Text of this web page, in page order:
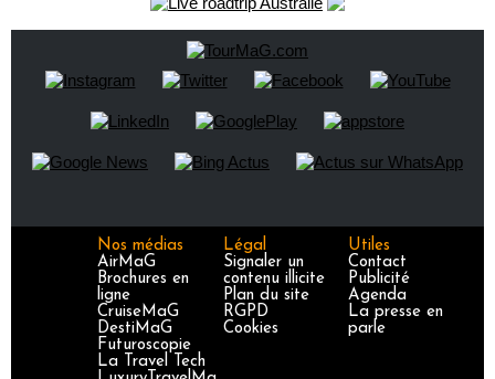
Nos médias
AirMaG
Brochures en
ligne
CruiseMaG
DestiMaG
Futuroscopie
La Travel Tech
Légal
Signaler un
contenu illicite
Plan du site
RGPD
Cookies
Utiles
Contact
Publicité
Agenda
La presse en
parle